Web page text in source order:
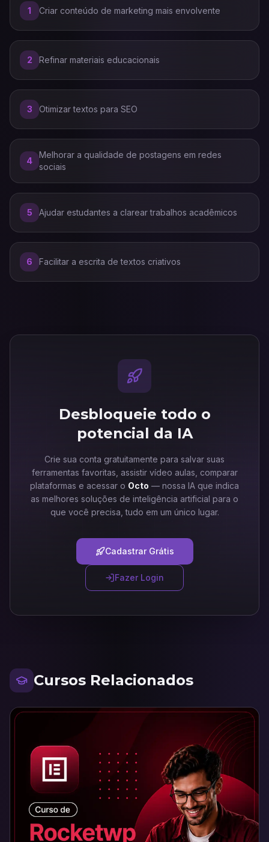
1 Criar conteúdo de marketing mais envolvente
2 Refinar materiais educacionais
3 Otimizar textos para SEO
4
Melhorar a qualidade de postagens em redes
sociais
5 Ajudar estudantes a clarear trabalhos acadêmicos
6 Facilitar a escrita de textos criativos
Desbloqueie todo o
potencial da IA
Crie sua conta gratuitamente para salvar suas
ferramentas favoritas, assistir vídeo aulas, comparar
plataformas e acessar o Octo — nossa IA que indica
as melhores soluções de inteligência artificial para o
que você precisa, tudo em um único lugar.
Cadastrar Grátis
Fazer Login
Cursos Relacionados